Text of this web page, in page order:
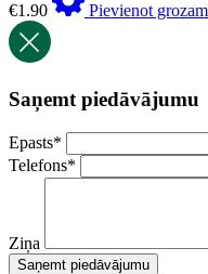
€1.90 Pievienot grozam
Saņemt piedāvājumu
Epasts*
Telefons*
Ziņa
Saņemt piedāvājumu